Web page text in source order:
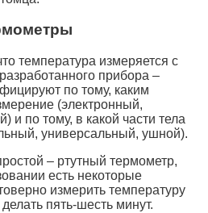
температура измеряется с
прибора –
по тому, каким
(электронный,
и по тому, в какой части тела
универсальный, ушной).
– ртутный термометр,
есть некоторые
измерить температуру
пять-шесть минут.